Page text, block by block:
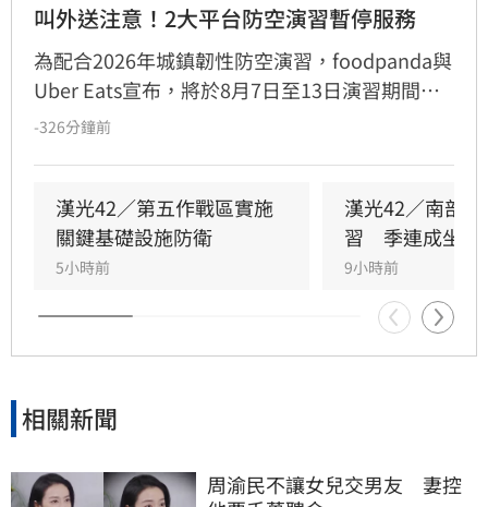
叫外送注意！2大平台防空演習暫停服務
為配合2026年城鎮韌性防空演習，foodpanda與
Uber Eats宣布，將於8月7日至13日演習期間暫
停全台各區域的外送與自取服務。兩大平台皆會
-326分鐘前
漢光42／第五作戰區實施
關鍵基礎設施防衛
5小時前
漢光42／南部
習　季連成坐鎮
9小時前
相關新聞
周渝民不讓女兒交男友　妻控